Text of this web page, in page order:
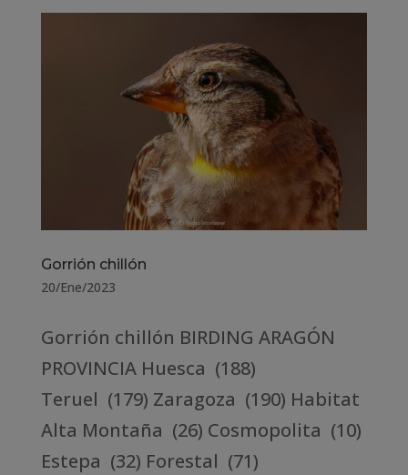
Gorrión chillón
20/Ene/2023
Gorrión chillón BIRDING ARAGÓN
PROVINCIA Huesca (188)
Teruel (179) Zaragoza (190) Habitat
Alta Montaña (26) Cosmopolita (10)
Estepa (32) Forestal (71)